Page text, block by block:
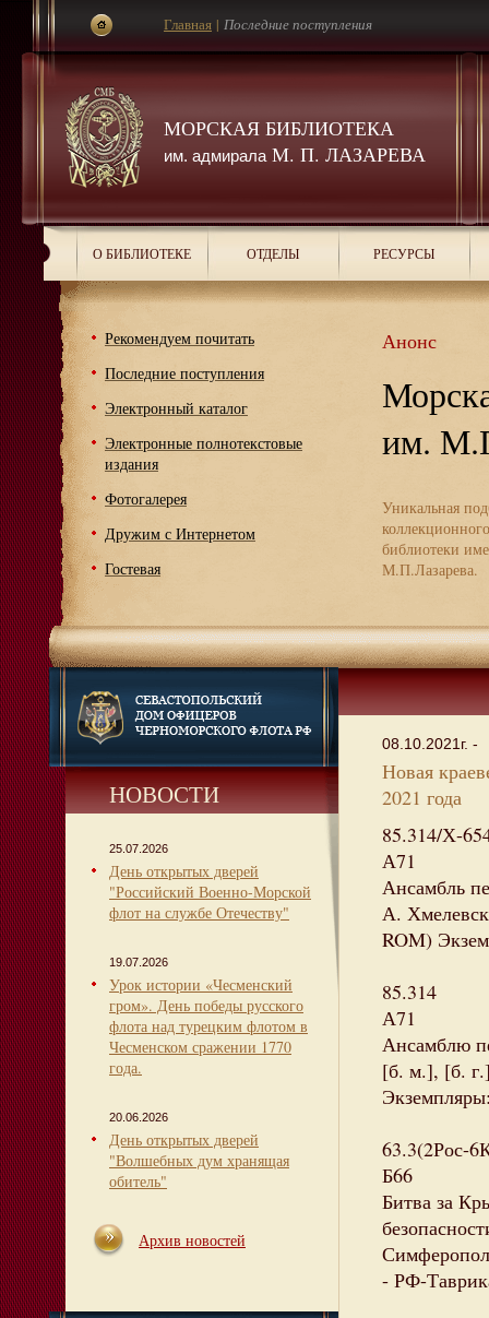
МОРСКАЯ БИБЛИОТЕКА
им. адмиралаМ. П. ЛАЗАРЕВА
Главная | Последние поступления
О БИБЛИОТЕКЕ ОТДЕЛЫ РЕСУРСЫ
Рекомендуем почитать
Последние поступления
Электронный каталог
Электронные полнотекстовые
издания
Фотогалерея
Дружим с Интернетом
Гостевая
Анонс
им.
Уникальная
библиотеки
М.П.Лазарева.
НОВОСТИ
25.07.2026
День открытых дверей
"Российский Военно-Морской
флот на службе Отечеству"
19.07.2026
Урок истории «Чесменский
гром». День победы русского
флота над турецким флотом в
Чесменском сражении 1770
года.
20.06.2026
День открытых дверей
"Волшебных дум хранящая
обитель"
Архив новостей
08.10.2021г. -
Новая
2021 года
85.314/Х-
А71
Ансамбль
А.
ROM)
85.314
А71
Ансамблю
[б. м.], [б.
63.3(2Рос-
Б66
Битва за
- РФ-